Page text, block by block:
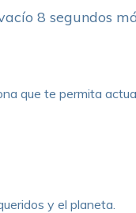
8 segundos
que te permita
y el planeta.